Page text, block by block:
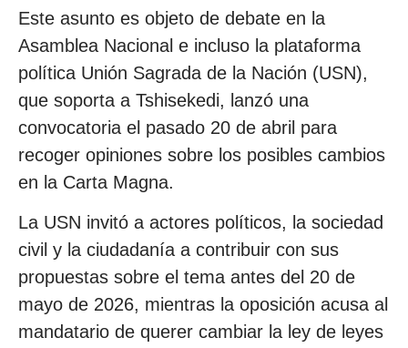
Este asunto es objeto de debate en la
Asamblea Nacional e incluso la plataforma
política Unión Sagrada de la Nación (USN),
que soporta a Tshisekedi, lanzó una
convocatoria el pasado 20 de abril para
recoger opiniones sobre los posibles cambios
en la Carta Magna.
La USN invitó a actores políticos, la sociedad
civil y la ciudadanía a contribuir con sus
propuestas sobre el tema antes del 20 de
mayo de 2026, mientras la oposición acusa al
mandatario de querer cambiar la ley de leyes